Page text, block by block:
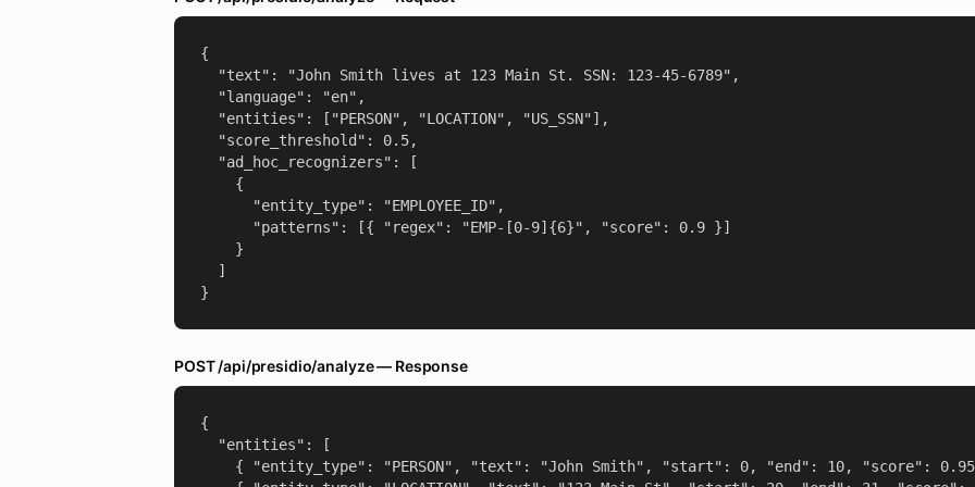
{
  "text": "John Smith lives at 123 Main St. SSN: 123-45-6789",
  "language": "en",
  "entities": ["PERSON", "LOCATION", "US_SSN"],
  "score_threshold": 0.5,
  "ad_hoc_recognizers": [
    {
      "entity_type": "EMPLOYEE_ID",
      "patterns": [{ "regex": "EMP-[0-9]{6}", "score": 0.9 }]
    }
  ]
}
POST /api/presidio/analyze — Response
{
  "entities": [
{ "entity_type": "PERSON", "text": "John Smith", "start": 0, "end": 10, "score":